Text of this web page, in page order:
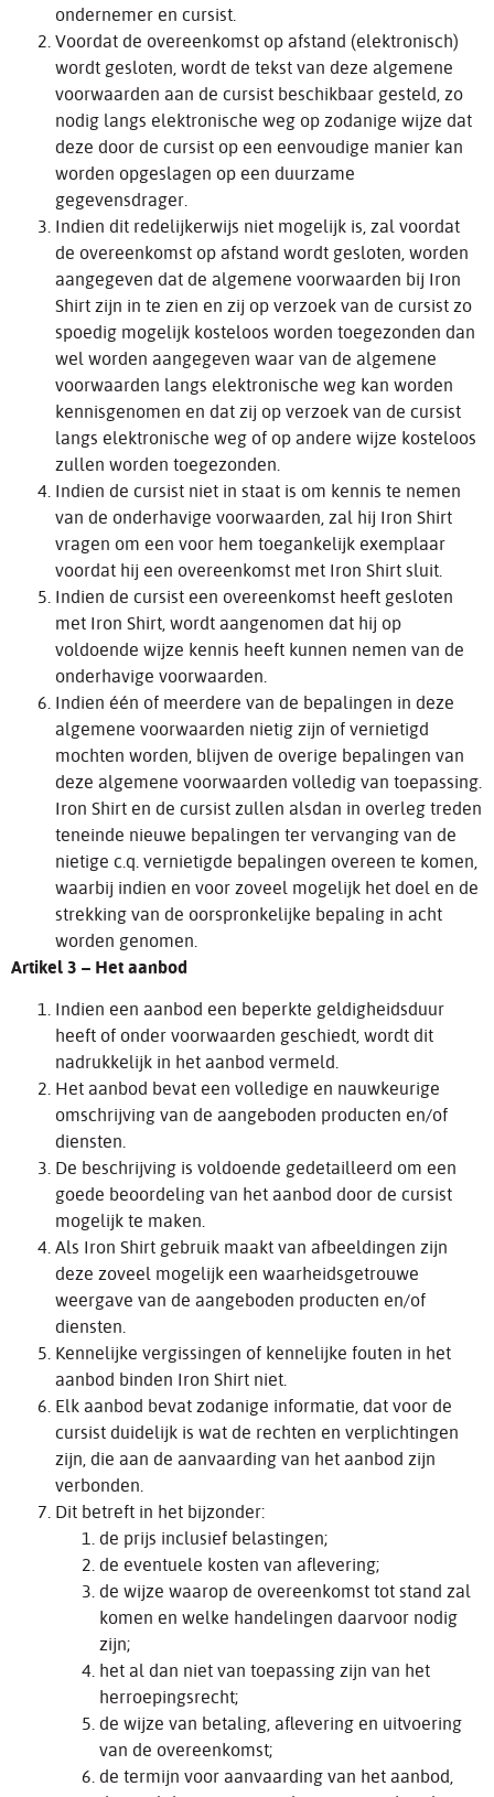
ondernemer en cursist.
Voordat de overeenkomst op afstand (elektronisch)
wordt gesloten, wordt de tekst van deze algemene
voorwaarden aan de cursist beschikbaar gesteld, zo
nodig langs elektronische weg op zodanige wijze dat
deze door de cursist op een eenvoudige manier kan
worden opgeslagen op een duurzame
gegevensdrager.
Indien dit redelijkerwijs niet mogelijk is, zal voordat
de overeenkomst op afstand wordt gesloten, worden
aangegeven dat de algemene voorwaarden bij Iron
Shirt zijn in te zien en zij op verzoek van de cursist zo
spoedig mogelijk kosteloos worden toegezonden dan
wel worden aangegeven waar van de algemene
voorwaarden langs elektronische weg kan worden
kennisgenomen en dat zij op verzoek van de cursist
langs elektronische weg of op andere wijze kosteloos
zullen worden toegezonden.
Indien de cursist niet in staat is om kennis te nemen
van de onderhavige voorwaarden, zal hij Iron Shirt
vragen om een voor hem toegankelijk exemplaar
voordat hij een overeenkomst met Iron Shirt sluit.
Indien de cursist een overeenkomst heeft gesloten
met Iron Shirt, wordt aangenomen dat hij op
voldoende wijze kennis heeft kunnen nemen van de
onderhavige voorwaarden.
Indien één of meerdere van de bepalingen in deze
algemene voorwaarden nietig zijn of vernietigd
mochten worden, blijven de overige bepalingen van
deze algemene voorwaarden volledig van toepassing.
Iron Shirt en de cursist zullen alsdan in overleg treden
teneinde nieuwe bepalingen ter vervanging van de
nietige c.q. vernietigde bepalingen overeen te komen,
waarbij indien en voor zoveel mogelijk het doel en de
strekking van de oorspronkelijke bepaling in acht
worden genomen.
Artikel 3 – Het aanbod
Indien een aanbod een beperkte geldigheidsduur
heeft of onder voorwaarden geschiedt, wordt dit
nadrukkelijk in het aanbod vermeld.
Het aanbod bevat een volledige en nauwkeurige
omschrijving van de aangeboden producten en/of
diensten.
De beschrijving is voldoende gedetailleerd om een
goede beoordeling van het aanbod door de cursist
mogelijk te maken.
Als Iron Shirt gebruik maakt van afbeeldingen zijn
deze zoveel mogelijk een waarheidsgetrouwe
weergave van de aangeboden producten en/of
diensten.
Kennelijke vergissingen of kennelijke fouten in het
aanbod binden Iron Shirt niet.
Elk aanbod bevat zodanige informatie, dat voor de
cursist duidelijk is wat de rechten en verplichtingen
zijn, die aan de aanvaarding van het aanbod zijn
verbonden.
Dit betreft in het bijzonder:
de prijs inclusief belastingen;
de eventuele kosten van aflevering;
de wijze waarop de overeenkomst tot stand zal
komen en welke handelingen daarvoor nodig
zijn;
het al dan niet van toepassing zijn van het
herroepingsrecht;
de wijze van betaling, aflevering en uitvoering
van de overeenkomst;
de termijn voor aanvaarding van het aanbod,